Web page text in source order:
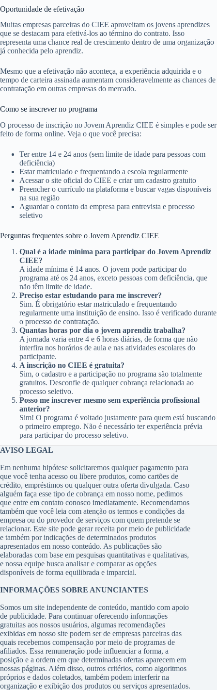
Oportunidade de efetivação
Muitas empresas parceiras do CIEE aproveitam os jovens aprendizes
que se destacam para efetivá-los ao término do contrato. Isso
representa uma chance real de crescimento dentro de uma organização
já conhecida pelo aprendiz.
Mesmo que a efetivação não aconteça, a experiência adquirida e o
tempo de carteira assinada aumentam consideravelmente as chances de
contratação em outras empresas do mercado.
Como se inscrever no programa
O processo de inscrição no Jovem Aprendiz CIEE é simples e pode ser
feito de forma online. Veja o que você precisa:
Ter entre 14 e 24 anos (sem limite de idade para pessoas com
deficiência)
Estar matriculado e frequentando a escola regularmente
Acessar o site oficial do CIEE e criar um cadastro gratuito
Preencher o currículo na plataforma e buscar vagas disponíveis
na sua região
Aguardar o contato da empresa para entrevista e processo
seletivo
Perguntas frequentes sobre o Jovem Aprendiz CIEE
Qual é a idade mínima para participar do Jovem Aprendiz
CIEE?
A idade mínima é 14 anos. O jovem pode participar do
programa até os 24 anos, exceto pessoas com deficiência, que
não têm limite de idade.
Preciso estar estudando para me inscrever?
Sim. É obrigatório estar matriculado e frequentando
regularmente uma instituição de ensino. Isso é verificado durante
o processo de contratação.
Quantas horas por dia o jovem aprendiz trabalha?
A jornada varia entre 4 e 6 horas diárias, de forma que não
interfira nos horários de aula e nas atividades escolares do
participante.
A inscrição no CIEE é gratuita?
Sim, o cadastro e a participação no programa são totalmente
gratuitos. Desconfie de qualquer cobrança relacionada ao
processo seletivo.
Posso me inscrever mesmo sem experiência profissional
anterior?
Sim! O programa é voltado justamente para quem está buscando
o primeiro emprego. Não é necessário ter experiência prévia
para participar do processo seletivo.
AVISO LEGAL
Em nenhuma hipótese solicitaremos qualquer pagamento para
que você tenha acesso ou libere produtos, como cartões de
crédito, empréstimos ou qualquer outra oferta divulgada. Caso
alguém faça esse tipo de cobrança em nosso nome, pedimos
que entre em contato conosco imediatamente. Recomendamos
também que você leia com atenção os termos e condições da
empresa ou do provedor de serviços com quem pretende se
relacionar. Este site pode gerar receita por meio de publicidade
e também por indicações de determinados produtos
apresentados em nosso conteúdo. As publicações são
elaboradas com base em pesquisas quantitativas e qualitativas,
e nossa equipe busca analisar e comparar as opções
disponíveis de forma equilibrada e imparcial.
INFORMAÇÕES SOBRE ANUNCIANTES
Somos um site independente de conteúdo, mantido com apoio
de publicidade. Para continuar oferecendo informações
gratuitas aos nossos usuários, algumas recomendações
exibidas em nosso site podem ser de empresas parceiras das
quais recebemos compensação por meio de programas de
afiliados. Essa remuneração pode influenciar a forma, a
posição e a ordem em que determinadas ofertas aparecem em
nossas páginas. Além disso, outros critérios, como algoritmos
próprios e dados coletados, também podem interferir na
organização e exibição dos produtos ou serviços apresentados.